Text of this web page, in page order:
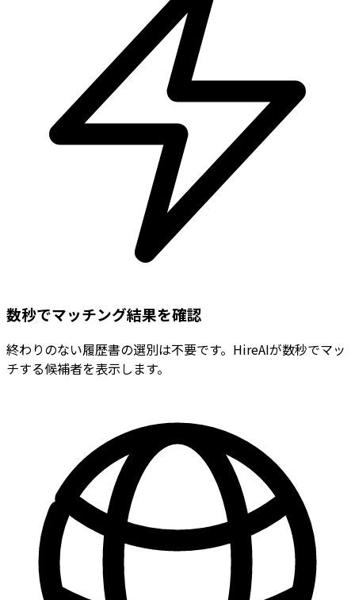
数秒でマッチング結果を確認
終わりのない履歴書の選別は不要です。HireAIが数秒でマッ
チする候補者を表示します。